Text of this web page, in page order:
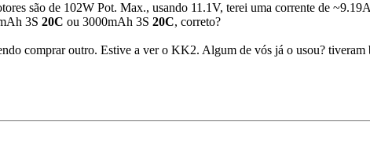
são de 102W Pot. Max., usando 11.1V, terei uma corrente de
3S 20C ou 3000mAh 3S 20C, correto?
comprar outro. Estive a ver o KK2. Algum de vós já o usou? tiveram